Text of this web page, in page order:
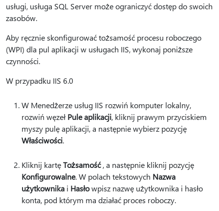
usługi, usługa SQL Server może ograniczyć dostęp do swoich
zasobów.
Aby ręcznie skonfigurować tożsamość procesu roboczego
(WPI) dla pul aplikacji w usługach IIS, wykonaj poniższe
czynności.
W przypadku IIS 6.0
W Menedżerze usług IIS rozwiń komputer lokalny,
rozwiń węzeł Pule aplikacji, kliknij prawym przyciskiem
myszy pulę aplikacji, a następnie wybierz pozycję
Właściwości.
Kliknij kartęTożsamość, a następnie kliknij pozycję
Konfigurowalne. W polach tekstowych Nazwa
użytkownika i Hasłowpisz nazwę użytkownika i hasło
konta, pod którym ma działać proces roboczy.